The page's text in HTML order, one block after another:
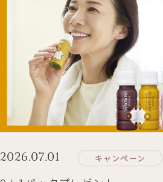
2026.07.01 キャンペーン